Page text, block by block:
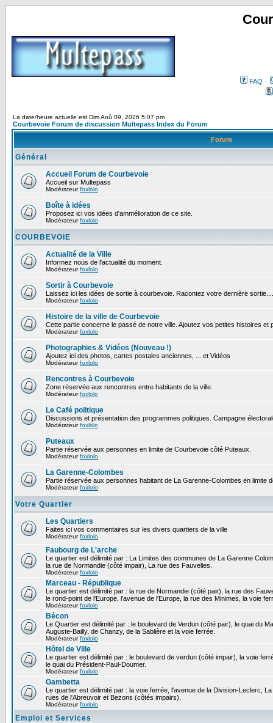
FAQ
La date/heure actuelle est Dim Aoû 09, 2026 5:07 pm
Courbevoie Forum de discussion Multepass Index du Forum
Forum
Général
Accueil Forum de Courbevoie
Accueil sur Multepass
Modérateurfoxlolo
Boîte à idées
Proposez ici vos idées d'ammélioration de ce site.
Modérateurfoxlolo
COURBEVOIE
Actualité de la Ville
Informez nous de l'actualité du moment.
Modérateurfoxlolo
Sortir à Courbevoie
Laissez ici les idées de sortie à courbevoie. Racontez votre dernière sortie....
Modérateurfoxlolo
Histoire de la ville de Courbevoie
Cette partie concerne le passé de notre ville. Ajoutez vos petites histoires et
Modérateurfoxlolo
Photographies & Vidéos (Nouveau !)
Ajoutez ici des photos, cartes postales anciennes, ... et Vidéos
Modérateurfoxlolo
Rencontres à Courbevoie
Zone réservée aux rencontres entre habitants de la ville.
Modérateurfoxlolo
Le Café politique
Discussions et présentation des programmes politiques. Campagne
Modérateurfoxlolo
Puteaux
Partie réservée aux personnes en limite de Courbevoie côté Puteaux.
Modérateurfoxlolo
La Garenne-Colombes
Partie réservée aux personnes habitant de La Garenne-Colombes en limite
Modérateurfoxlolo
Votre Quartier
Les Quartiers
Faites ici vos commentaires sur les divers quartiers de la ville
Modérateurfoxlolo
Faubourg de L'arche
Le quartier est délimité par : La Limites des communes de La Garenne
la rue de Normandie (côté impair), La rue des Fauvelles.
Modérateurfoxlolo
Marceau - République
Le quartier est délimité par : la rue de Normandie (côté pair), la rue des
le rond-point de l'Europe, l'avenue de l'Europe, la rue des Minimes, la voie
Modérateurfoxlolo
Bécon
Le Quartier est délimité par : le boulevard de Verdun (côté pair), le quai du
Auguste-Bailly, de Chanzy, de la Sablière et la voie ferrée.
Modérateurfoxlolo
Hôtel de Ville
Le quartier est délimité par : le boulevard de verdun (côté impair), la voie
le quai du Président-Paul-Doumer.
Modérateurfoxlolo
Gambetta
Le quartier est délimité par : la voie ferrée, l'avenue de la Division-Leclerc,
rues de l'Abreuvoir et Bezons (côtés impairs).
Modérateurfoxlolo
Emploi et Services